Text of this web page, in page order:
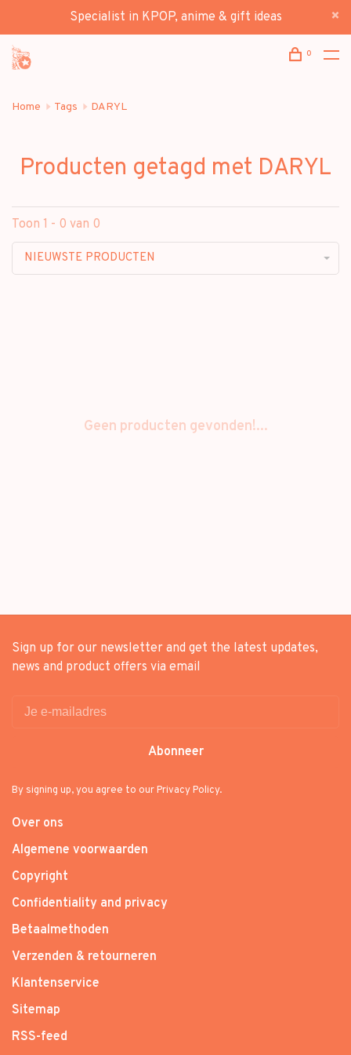
Specialist in KPOP, anime & gift ideas
0
Home Tags DARYL
Producten getagd met DARYL
Toon 1 - 0 van 0
NIEUWSTE PRODUCTEN
Geen producten gevonden!...
Sign up for our newsletter and get the latest updates,
news and product offers via email
Abonneer
By signing up, you agree to our Privacy Policy.
Over ons
Algemene voorwaarden
Copyright
Confidentiality and privacy
Betaalmethoden
Verzenden & retourneren
Klantenservice
Sitemap
RSS-feed